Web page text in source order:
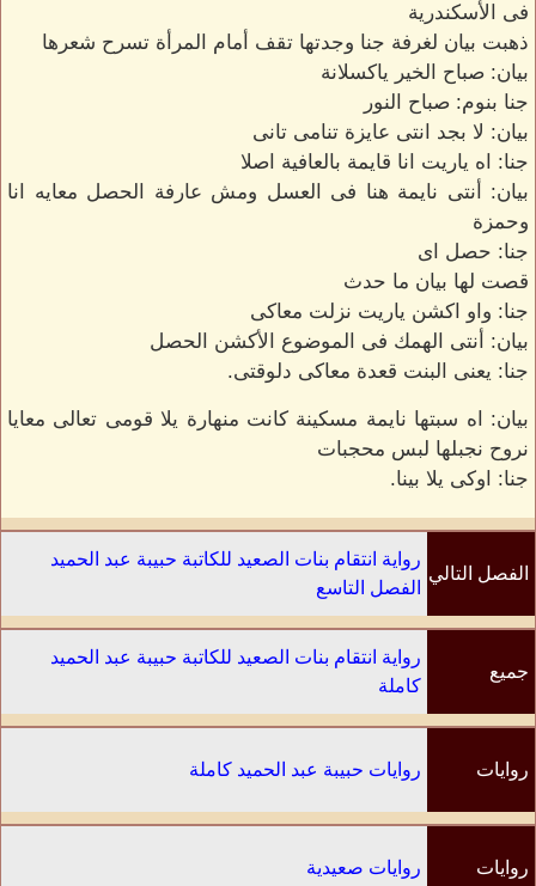
فى الأسكندرية
ذهبت بيان لغرفة جنا وجدتها تقف أمام المرأة تسرح شعرها
بيان: صباح الخير ياكسلانة
جنا بنوم: صباح النور
بيان: لا بجد انتى عايزة تنامى تانى
جنا: اه ياريت انا قايمة بالعافية اصلا
بيان: أنتى نايمة هنا فى العسل ومش عارفة الحصل معايه انا
وحمزة
جنا: حصل اى
قصت لها بيان ما حدث
جنا: واو اكشن ياريت نزلت معاكى
بيان: أنتى الهمك فى الموضوع الأكشن الحصل
جنا: يعنى البنت قعدة معاكى دلوقتى.
بيان: اه سبتها نايمة مسكينة كانت منهارة يلا قومى تعالى معايا
نروح نجبلها لبس محجبات
جنا: اوكى يلا بينا.
الفصل التالي
رواية انتقام بنات الصعيد للكاتبة حبيبة عبد الحميد
الفصل التاسع
جميع
رواية انتقام بنات الصعيد للكاتبة حبيبة عبد الحميد
كاملة
روايات روايات حبيبة عبد الحميد كاملة
روايات روايات صعيدية